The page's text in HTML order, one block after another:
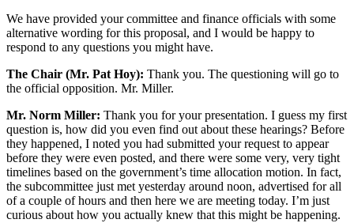
We have provided your committee and finance officials with some
alternative wording for this proposal, and I would be happy to
respond to any questions you might have.
The Chair (Mr. Pat Hoy): Thank you. The questioning will go to
the official opposition. Mr. Miller.
Mr. Norm Miller: Thank you for your presentation. I guess my first
question is, how did you even find out about these hearings? Before
they happened, I noted you had submitted your request to appear
before they were even posted, and there were some very, very tight
timelines based on the government’s time allocation motion. In fact,
the subcommittee just met yesterday around noon, advertised for all
of a couple of hours and then here we are meeting today. I’m just
curious about how you actually knew that this might be happening.